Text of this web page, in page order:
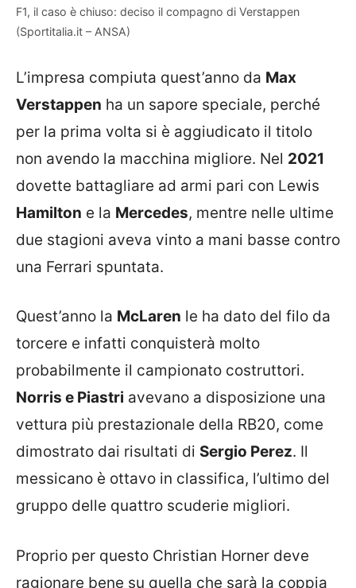
F1, il caso è chiuso: deciso il compagno di Verstappen
(Sportitalia.it – ANSA)
L’impresa compiuta quest’anno da Max
Verstappen ha un sapore speciale, perché
per la prima volta si è aggiudicato il titolo
non avendo la macchina migliore. Nel 2021
dovette battagliare ad armi pari con Lewis
Hamilton e la Mercedes, mentre nelle ultime
due stagioni aveva vinto a mani basse contro
una Ferrari spuntata.
Quest’anno la McLaren le ha dato del filo da
torcere e infatti conquisterà molto
probabilmente il campionato costruttori.
Norris e Piastri avevano a disposizione una
vettura più prestazionale della RB20, come
dimostrato dai risultati di Sergio Perez. Il
messicano è ottavo in classifica, l’ultimo del
gruppo delle quattro scuderie migliori.
Proprio per questo Christian Horner deve
ragionare bene su quella che sarà la coppia